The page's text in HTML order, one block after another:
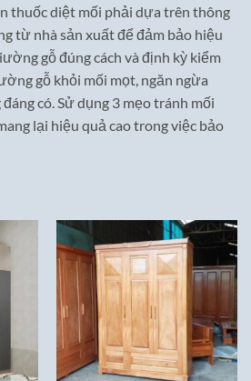
thuốc diệt mối phải dựa trên thông
từ nhà sản xuất để đảm bảo hiệu
gỗ đúng cách và định kỳ kiểm
gỗ khỏi mối mọt, ngăn ngừa
có. Sử dụng 3 mẹo tránh mối
lại hiệu quả cao trong việc bảo